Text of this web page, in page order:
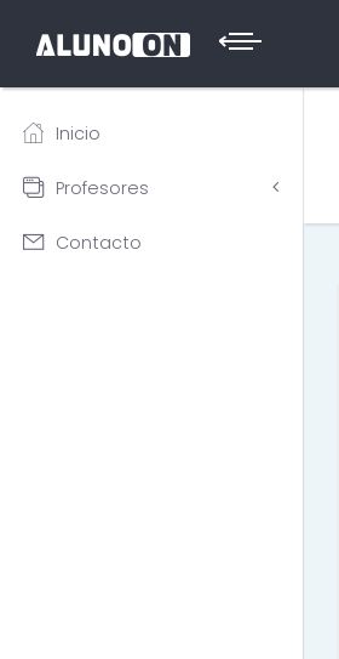
Inicio
Profesores
Contacto